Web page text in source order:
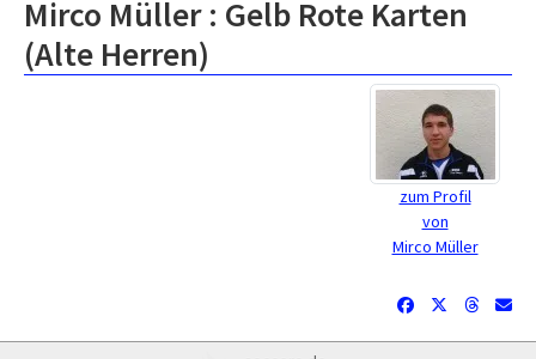
Mirco Müller : Gelb Rote Karten
(Alte Herren)
zum Profil
von
Mirco Müller